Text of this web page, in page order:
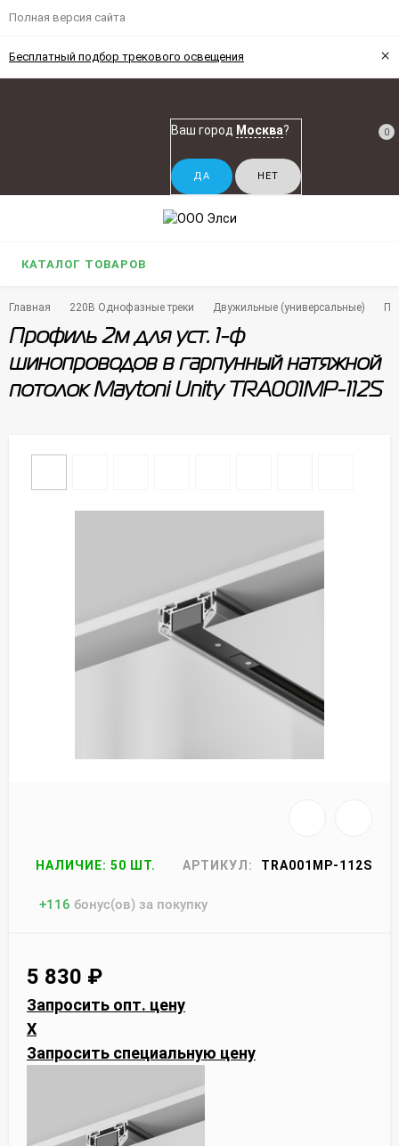
Полная версия сайта
Бесплатный подбор трекового освещения ×
Ваш город Москва? 0
КАТАЛОГ ТОВАРОВ
Главная 220В Однофазные треки Двужильные (универсальные)
Профиль 2м для уст. 1-ф
шинопроводов в гарпунный натяжной
потолок Maytoni Unity TRA001MP-112S
НАЛИЧИЕ: 50 ШТ. АРТИКУЛ: TRA001MP-112S
+116 бонус(ов) за покупку
5 830 ₽
Запросить опт. цену
X
Запросить специальную цену